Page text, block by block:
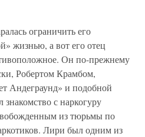
ограничить его
жизнью, а вот его отец
Он по-прежнему
Робертом Крамбом,
Андеграунд» и подобной
с наркогуру
из тюрьмы по
Лири был одним из